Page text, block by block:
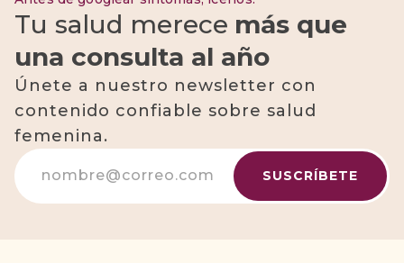
Tu salud merece más que
una consulta al año
Únete a nuestro newsletter con
contenido confiable sobre salud
femenina.